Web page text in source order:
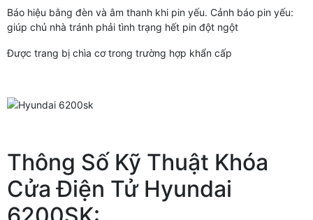
Báo hiệu bằng đèn và âm thanh khi pin yếu. Cảnh báo pin yếu:
giúp chủ nhà tránh phải tình trạng hết pin đột ngột
Được trang bị chìa cơ trong trường hợp khẩn cấp
Thông Số Kỹ Thuật Khóa
Cửa Điện Tử Hyundai